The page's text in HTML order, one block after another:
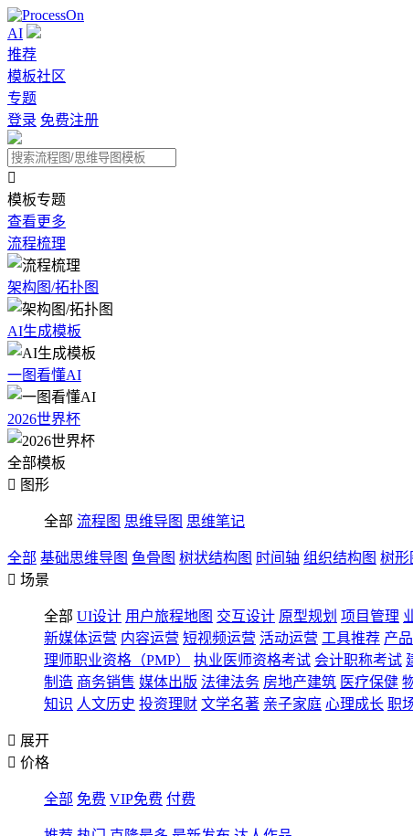
AI
推荐
模板社区
专题
登录 免费注册

模板专题
查看更多
流程梳理
架构图/拓扑图
AI生成模板
一图看懂AI
2026世界杯
全部模板
 图形
全部 流程图 思维导图 思维笔记
全部 基础思维导图 鱼骨图 树状结构图 时间轴 组织结构图 树形
 场景
全部 UI设计 用户旅程地图 交互设计 原型规划 项目管理
新媒体运营 内容运营 短视频运营 活动运营 工具推荐 产
理师职业资格（PMP）
执业医师资格考试 会计职称考试
制造 商务销售 媒体出版 法律法务 房地产建筑 医疗保健
知识 人文历史 投资理财 文学名著 亲子家庭 心理成长 职
 展开
 价格
全部 免费 VIP免费 付费